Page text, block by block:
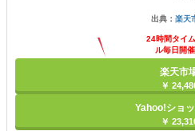
出典： 楽天
24時間タイ
ル毎日開
楽天市
￥
Yahoo!ショ
￥